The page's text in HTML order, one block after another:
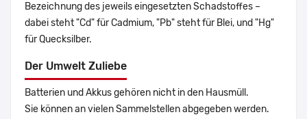
Bezeichnung des jeweils eingesetzten Schadstoffes –
dabei steht "Cd" für Cadmium, "Pb" steht für Blei, und "Hg"
für Quecksilber.
Der Umwelt Zuliebe
Batterien und Akkus gehören nicht in den Hausmüll.
Sie können an vielen Sammelstellen abgegeben werden.